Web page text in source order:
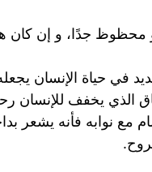
جدًا، و إن كان
في حياة الإنسان
الذي يخفف للإنسان
مع نوابه فأنه يشعر